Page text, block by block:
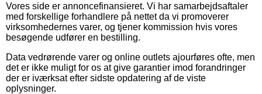
Vores side er annoncefinansieret. Vi har samarbejdsaftaler
med forskellige forhandlere på nettet da vi promoverer
virksomhedernes varer, og tjener kommission hvis vores
besøgende udfører en bestilling.
Data vedrørende varer og online outlets ajourføres ofte, men
det er ikke muligt for os at give garantier imod forandringer
der er iværksat efter sidste opdatering af de viste
oplysninger.